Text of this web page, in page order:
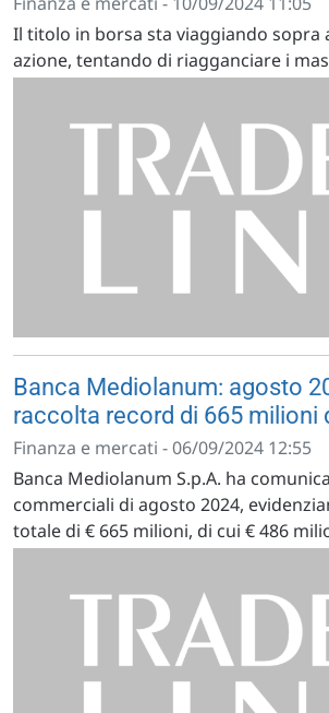
Il titolo in borsa sta viaggiando sopra
azione, tentando di riagganciare i
Banca Mediolanum: agosto
raccolta record di 665 milioni
Finanza e mercati - 06/09/2024 12:55
Banca Mediolanum S.p.A. ha
commerciali di agosto 2024,
totale di € 665 milioni, di cui € 486